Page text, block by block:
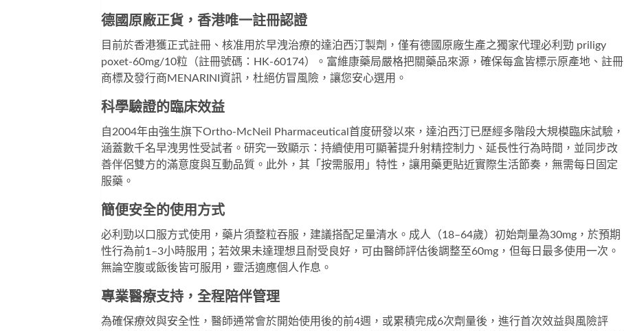
德國原廠正貨，香港唯一註冊認證
目前於香港獲正式註冊、核准用於早洩治療的達泊西汀製劑，僅有德國原廠生產之獨家代理必利勁 priligy
poxet-60mg/10粒 （註冊號碼：HK-60174）。富維康藥局嚴格把關藥品來源，確保每盒皆標示原產地、註冊
商標及發行商MENARINI資訊，杜絕仿冒風險，讓您安心選用。
科學驗證的臨床效益
自2004年由強生旗下Ortho-McNeil Pharmaceutical首度研發以來，達泊西汀已歷經多階段大規模臨床試驗，
涵蓋數千名早洩男性受試者。研究一致顯示：持續使用可顯著提升射精控制力、延長性行為時間，並同步改
善伴侶雙方的滿意度與互動品質。此外，其「按需服用」特性，讓用藥更貼近實際生活節奏，無需每日固定
服藥。
簡便安全的使用方式
必利勁以口服方式使用，藥片須整粒吞服，建議搭配足量清水。成人（18–64歲）初始劑量為30mg，於預期
性行為前1–3小時服用；若效果未達理想且耐受良好，可由醫師評估後調整至60mg，但每日最多使用一次。
無論空腹或飯後皆可服用，靈活適應個人作息。
專業醫療支持，全程陪伴管理
為確保療效與安全性，醫師通常會於開始使用後的前4週，或累積完成6次劑量後，進行首次效益與風險評